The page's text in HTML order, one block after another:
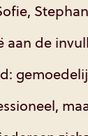
aan de